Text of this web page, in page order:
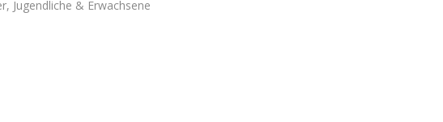
Jugendliche & Erwachsene